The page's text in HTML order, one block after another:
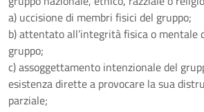
a) uccisione di membri fisici del gruppo;
b) attentato all’integrità fisica o mentale
gruppo;
c) assoggettamento intenzionale del
esistenza dirette a provocare la sua
parziale;